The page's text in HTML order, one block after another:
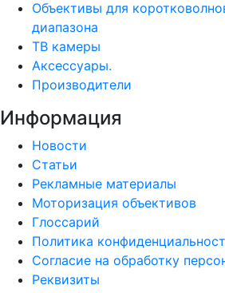
Объективы для
диапазона
ТВ камеры
Аксессуары.
Производители
Информация
Новости
Статьи
Рекламные материалы
Моторизация объективов
Глоссарий
Политика
Согласие на обработку
Реквизиты